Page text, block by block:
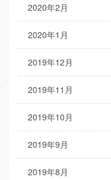
2020年2月
2020年1月
2019年12月
2019年11月
2019年10月
2019年9月
2019年8月